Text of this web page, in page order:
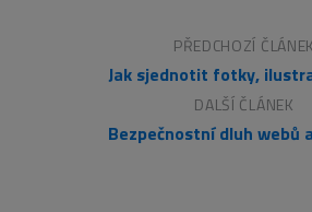
PŘEDCHOZÍ ČLÁNEK
DALŠÍ ČLÁNEK